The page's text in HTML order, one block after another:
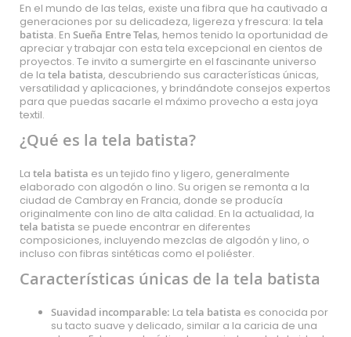
En el mundo de las telas, existe una fibra que ha cautivado a
generaciones por su delicadeza, ligereza y frescura: la tela
batista. En Sueña Entre Telas, hemos tenido la oportunidad de
apreciar y trabajar con esta tela excepcional en cientos de
proyectos. Te invito a sumergirte en el fascinante universo
de la tela batista, descubriendo sus características únicas,
versatilidad y aplicaciones, y brindándote consejos expertos
para que puedas sacarle el máximo provecho a esta joya
textil.
¿Qué es la tela batista?
La tela batista es un tejido fino y ligero, generalmente
elaborado con algodón o lino. Su origen se remonta a la
ciudad de Cambray en Francia, donde se producía
originalmente con lino de alta calidad. En la actualidad, la
tela batista se puede encontrar en diferentes
composiciones, incluyendo mezclas de algodón y lino, o
incluso con fibras sintéticas como el poliéster.
Características únicas de la tela batista
Suavidad incomparable: La tela batista es conocida por
su tacto suave y delicado, similar a la caricia de una